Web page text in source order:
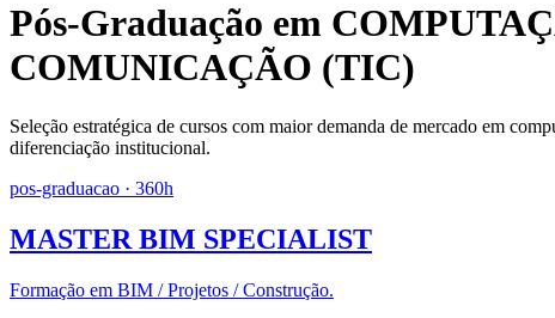
Pós-Graduação em
COMUNICAÇÃO (TIC)
Seleção estratégica de cursos com maior demanda de mercado em
diferenciação institucional.
pos-graduacao · 360h
MASTER BIM SPECIALIST
Formação em BIM / Projetos / Construção.